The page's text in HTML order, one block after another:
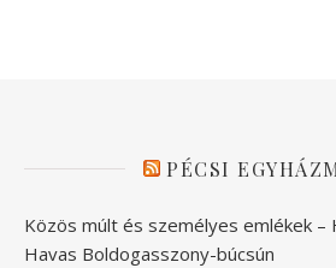
PÉCSI
Közös múlt és személyes emlékek
Havas Boldogasszony-búcsún